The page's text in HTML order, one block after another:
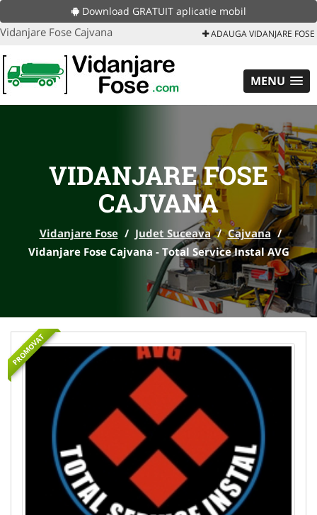
Download GRATUIT aplicatie mobil
Vidanjare Fose Cajvana ADAUGA VIDANJARE FOSE
MENU
VIDANJARE FOSE
CAJVANA
Vidanjare Fose / Judet Suceava / Cajvana /
Vidanjare Fose Cajvana - Total Service Instal AVG
PROMOVAT